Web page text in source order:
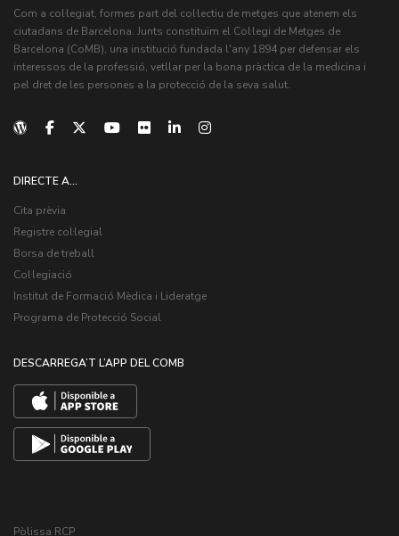
Com a col·legiat, formes part del col·lectiu de metges que atenem els
ciutadans de Barcelona. Junts constituïm el Col·legi de Metges de
Barcelona (CoMB), una institució fundada l'any 1894 per defensar els
interessos de la professió, vetllar per la bona pràctica de la medicina i
pel dret de les persones a la protecció de la seva salut.
DIRECTE A...
Cita prèvia
Registre col·legial
Borsa de treball
Col·legiació
Institut de Formació Mèdica i Lideratge
Programa de Protecció Social
DESCARREGA’T L’APP DEL COMB
Pòlissa RCP